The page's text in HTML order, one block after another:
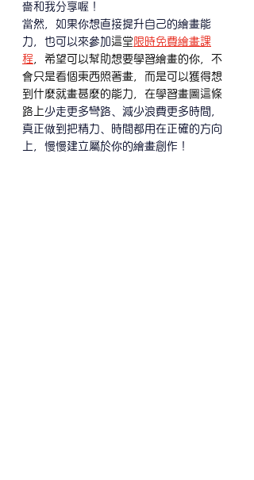
嗇和我分享喔！
當然，如果你想直接提升自己的繪畫能
力，也可以來參加 這堂 限時免費繪畫課
程 ，希望可以幫助想要學習繪畫的你，不
會只是看個東西照著畫，而是可以獲得想
到什麼就畫甚麼的能力，在學習畫圖這條
路上少走更多彎路、減少浪費更多時間，
真正做到把精力、時間都用在正確的方向
上，慢慢建立屬於你的繪畫創作！